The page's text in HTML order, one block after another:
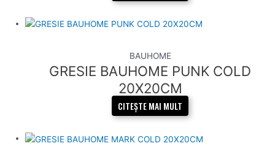
BAUHOME
GRESIE BAUHOME PUNK COLD
20X20CM
CITEȘTE MAI MULT